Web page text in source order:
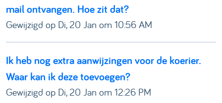
mail ontvangen. Hoe zit dat?
Gewijzigd op Di, 20 Jan om 10:56 AM
Ik heb nog extra aanwijzingen voor de koerier.
Waar kan ik deze toevoegen?
Gewijzigd op Di, 20 Jan om 12:26 PM